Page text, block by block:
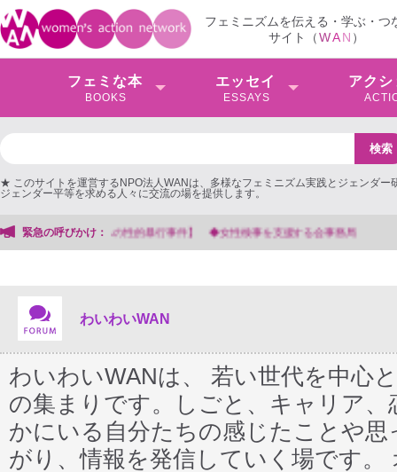
フェミニズムを伝える・学ぶ・つ
サイト（WAN ）
フェミな本
BOOKS
エッセイ
ESSAYS
アクシ
★ このサイトを運営するNPO法人WANは、多様なフェミニズム実践とジェンダー
ジェンダー平等を求める人々に交流の場を提供します。
緊急の呼びかけ： 【抗議文】2026年3月13日第6次男女共同参画基本計画の
わいわいWAN
わいわいWANは、 若い世代を中心
の集まりです。しごと、キャリア
かにいる自分たちの感じたことや
がり、情報を発信していく場です